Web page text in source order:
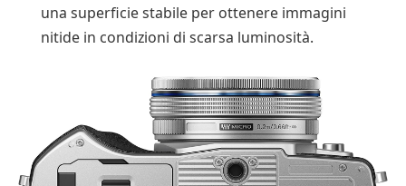
una superficie stabile per ottenere immagini
nitide in condizioni di scarsa luminosità.